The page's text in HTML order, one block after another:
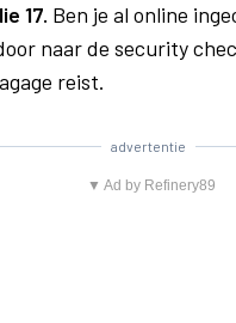
17. Ben je al online
naar de security
reist.
advertentie
▼ Ad by Refinery89